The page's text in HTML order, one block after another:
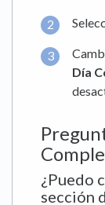
Día
¿Puedo
sección